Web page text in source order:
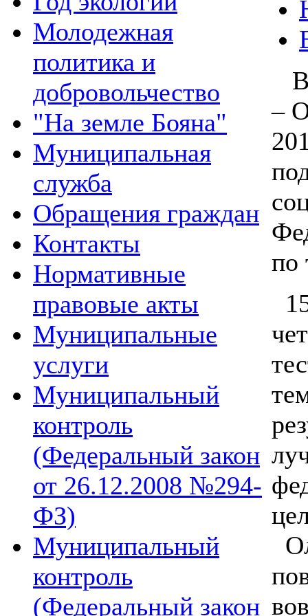
Молодежная
политика и
добровольчество
"На земле Бояна"
Муниципальная
служба
Обращения граждан
Контакты
Нормативные
правовые акты
Муниципальные
услуги
Муниципальный
контроль
(Федеральный закон
от 26.12.2008 №294-
ФЗ)
Муниципальный
контроль
(Федеральный закон
–
по